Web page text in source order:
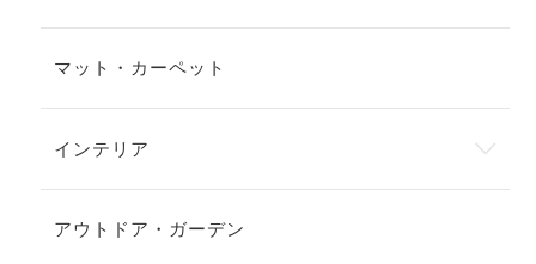
マット・カーペット
インテリア
アウトドア・ガーデン